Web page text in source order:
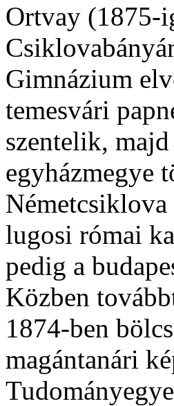
Ortvay (1875-
Gimnázium
temesvári
szentelik,
egyházmegye
lugosi római
pedig a
Közben
1874-ben
magántanári